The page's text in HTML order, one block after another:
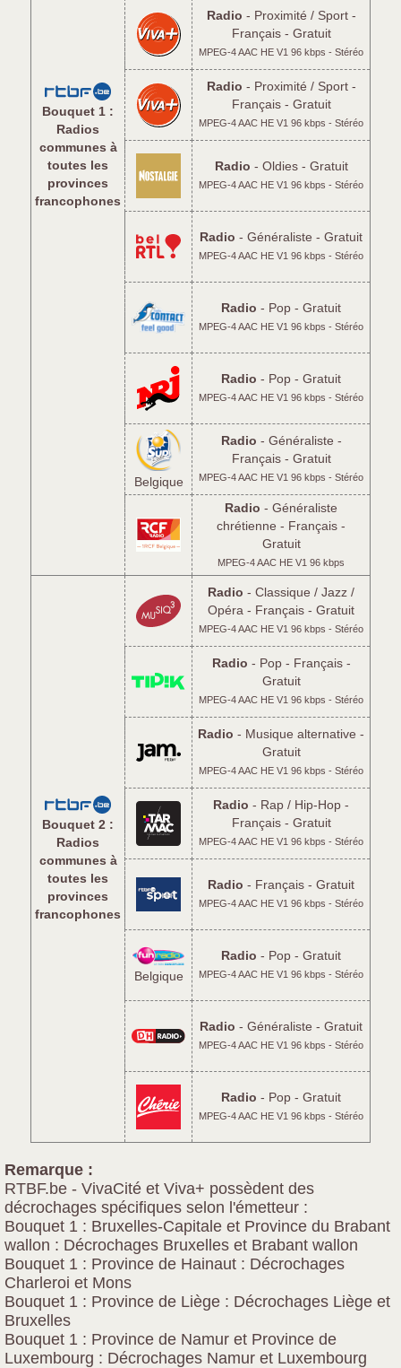
Bouquet 1 :
Radios
communes à
toutes les
provinces
francophones
Radio - Proximité / Sport -
Français - Gratuit
MPEG-4 AAC HE V1 96 kbps - Stéréo
Radio - Proximité / Sport -
Français - Gratuit
MPEG-4 AAC HE V1 96 kbps - Stéréo
Radio - Oldies - Gratuit
MPEG-4 AAC HE V1 96 kbps - Stéréo
Radio - Généraliste - Gratuit
MPEG-4 AAC HE V1 96 kbps - Stéréo
Radio - Pop - Gratuit
MPEG-4 AAC HE V1 96 kbps - Stéréo
Radio - Pop - Gratuit
MPEG-4 AAC HE V1 96 kbps - Stéréo
Belgique
Radio - Généraliste -
Français - Gratuit
MPEG-4 AAC HE V1 96 kbps - Stéréo
Radio - Généraliste
chrétienne - Français -
Gratuit
MPEG-4 AAC HE V1 96 kbps
Bouquet 2 :
Radios
communes à
toutes les
provinces
francophones
Radio - Classique / Jazz /
Opéra - Français - Gratuit
MPEG-4 AAC HE V1 96 kbps - Stéréo
Radio - Pop - Français -
Gratuit
MPEG-4 AAC HE V1 96 kbps - Stéréo
Radio - Musique alternative -
Gratuit
MPEG-4 AAC HE V1 96 kbps - Stéréo
Radio - Rap / Hip-Hop -
Français - Gratuit
MPEG-4 AAC HE V1 96 kbps - Stéréo
Radio - Français - Gratuit
MPEG-4 AAC HE V1 96 kbps - Stéréo
Belgique
Radio - Pop - Gratuit
MPEG-4 AAC HE V1 96 kbps - Stéréo
Radio - Généraliste - Gratuit
MPEG-4 AAC HE V1 96 kbps - Stéréo
Radio - Pop - Gratuit
MPEG-4 AAC HE V1 96 kbps - Stéréo
Remarque :
RTBF.be - VivaCité et Viva+ possèdent des
décrochages spécifiques selon l'émetteur :
Bouquet 1 : Bruxelles-Capitale et Province du Brabant
wallon : Décrochages Bruxelles et Brabant wallon
Bouquet 1 : Province de Hainaut : Décrochages
Charleroi et Mons
Bouquet 1 : Province de Liège : Décrochages Liège et
Bruxelles
Bouquet 1 : Province de Namur et Province de
Luxembourg : Décrochages Namur et Luxembourg